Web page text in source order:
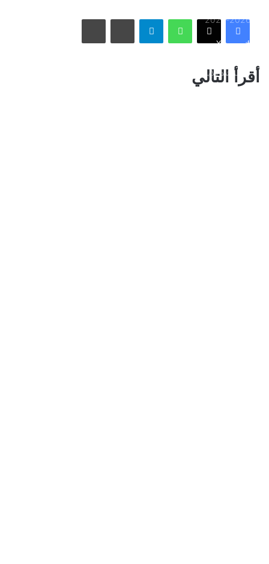
فيسبوك X
واتساب تيلقرام مشاركة عبر البريد طباعة
أقرأ التالي
2026-2027
«المرشد الإيراني» يشعل العالم